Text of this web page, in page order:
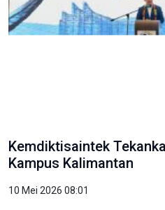
Kemdiktisaintek
Kampus Kalimantan
10 Mei 2026 08:01